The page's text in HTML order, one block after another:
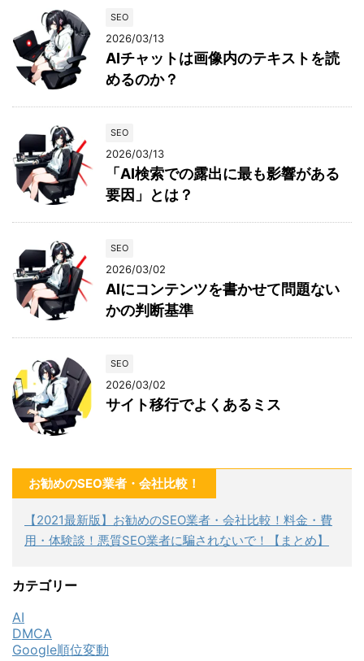
SEO
2026/03/13
AIチャットは画像内のテキストを読
めるのか？
SEO
2026/03/13
「AI検索での露出に最も影響がある
要因」とは？
SEO
2026/03/02
AIにコンテンツを書かせて問題ない
かの判断基準
SEO
2026/03/02
サイト移行でよくあるミス
お勧めのSEO業者・会社比較！
【2021最新版】お勧めのSEO業者・会社比較！料金・費
用・体験談！悪質SEO業者に騙されないで！【まとめ】
カテゴリー
AI
DMCA
Google順位変動